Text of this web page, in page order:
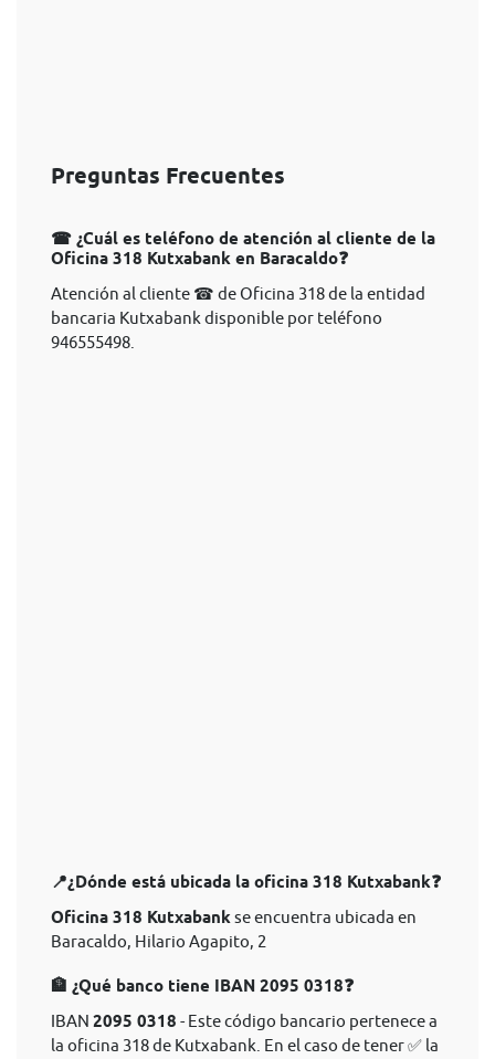
Preguntas Frecuentes
☎ ¿Cuál es teléfono de atención al cliente de la
Oficina 318 Kutxabank en Baracaldo❓
Atención al cliente ☎ de Oficina 318 de la entidad
bancaria Kutxabank disponible por teléfono
946555498.
📍¿Dónde está ubicada la oficina 318 Kutxabank❓
Oficina 318 Kutxabankse encuentra ubicada en
Baracaldo, Hilario Agapito, 2
🏦 ¿Qué banco tiene IBAN 2095 0318❓
IBAN 2095 0318 - Este código bancario pertenece a
la oficina 318 de Kutxabank. En el caso de tener ✅ la